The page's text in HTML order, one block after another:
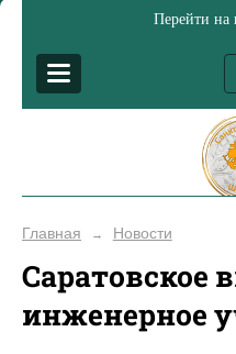
Перейти на
Главная → Новости
Саратовское
инженерное